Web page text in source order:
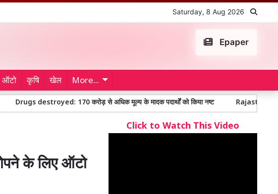
Saturday, 8 Aug 2026
Epaper
कृषि खेल More...
170 करोड़ से अधिक मूल्य के मादक पदार्थों को किया नष्ट Rajasthan Railway News:
के लिए ऑटो
Click to Watch This Video